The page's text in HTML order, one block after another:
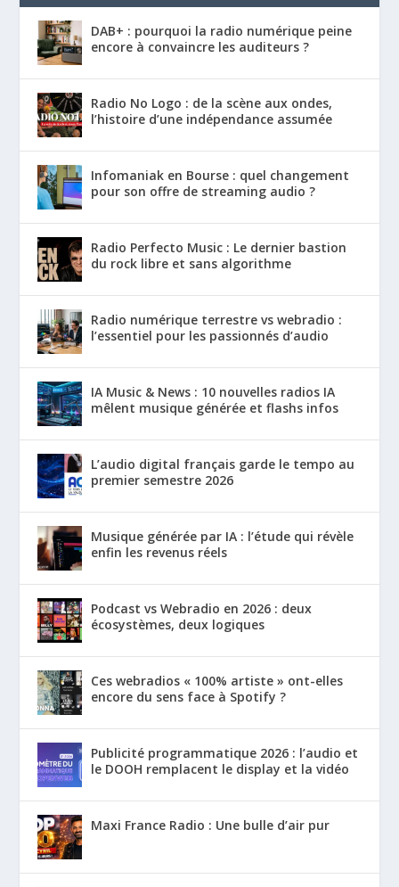
DAB+ : pourquoi la radio numérique peine
encore à convaincre les auditeurs ?
Radio No Logo : de la scène aux ondes,
l’histoire d’une indépendance assumée
Infomaniak en Bourse : quel changement
pour son offre de streaming audio ?
Radio Perfecto Music : Le dernier bastion
du rock libre et sans algorithme
Radio numérique terrestre vs webradio :
l’essentiel pour les passionnés d’audio
IA Music & News : 10 nouvelles radios IA
mêlent musique générée et flashs infos
L’audio digital français garde le tempo au
premier semestre 2026
Musique générée par IA : l’étude qui révèle
enfin les revenus réels
Podcast vs Webradio en 2026 : deux
écosystèmes, deux logiques
Ces webradios « 100% artiste » ont-elles
encore du sens face à Spotify ?
Publicité programmatique 2026 : l’audio et
le DOOH remplacent le display et la vidéo
Maxi France Radio : Une bulle d’air pur